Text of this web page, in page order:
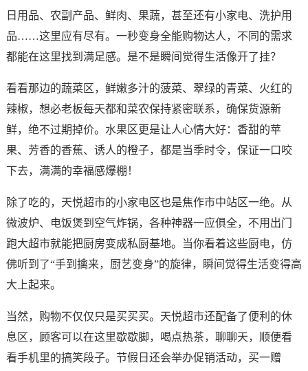
日用品、农副产品、鲜肉、果蔬，甚至还有小家电、洗护用
品……这里应有尽有。一秒变身全能购物达人，不同的需求
都能在这里找到满足感。是不是瞬间觉得生活像开了挂？
看看那边的蔬菜区，鲜嫩多汁的菠菜、翠绿的青菜、火红的
辣椒，想必老板每天都和菜农保持紧密联系，确保货源新
鲜，绝不过期掉价。水果区更是让人心情大好：香甜的苹
果、芳香的香蕉、诱人的橙子，都是当季时令，保证一口咬
下去，满满的幸福感爆棚！
除了吃的，天悦超市的小家电区也是焦作市中站区一绝。从
微波炉、电饭煲到空气炸锅，各种神器一应俱全，不用出门
跑大超市就能把厨房变成私厨基地。当你看着这些厨电，仿
佛听到了“手到擒来，厨艺变身”的旋律，瞬间觉得生活变得高
大上起来。
当然，购物不仅仅只是买买买。天悦超市还配备了便利的休
息区，顾客可以在这里歇歇脚，喝点热茶，聊聊天，顺便看
看手机里的搞笑段子。节假日还会举办促销活动，买一赠